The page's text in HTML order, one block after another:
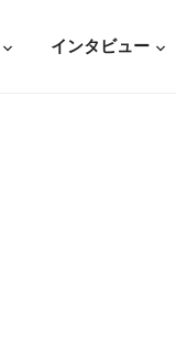
インタビュー